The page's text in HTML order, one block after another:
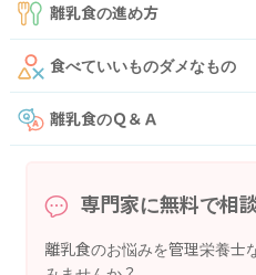
離乳食の進め方
食べていいものダメなもの
離乳食のＱ＆Ａ
専門家に無料で相
離乳食のお悩みを管理栄養士